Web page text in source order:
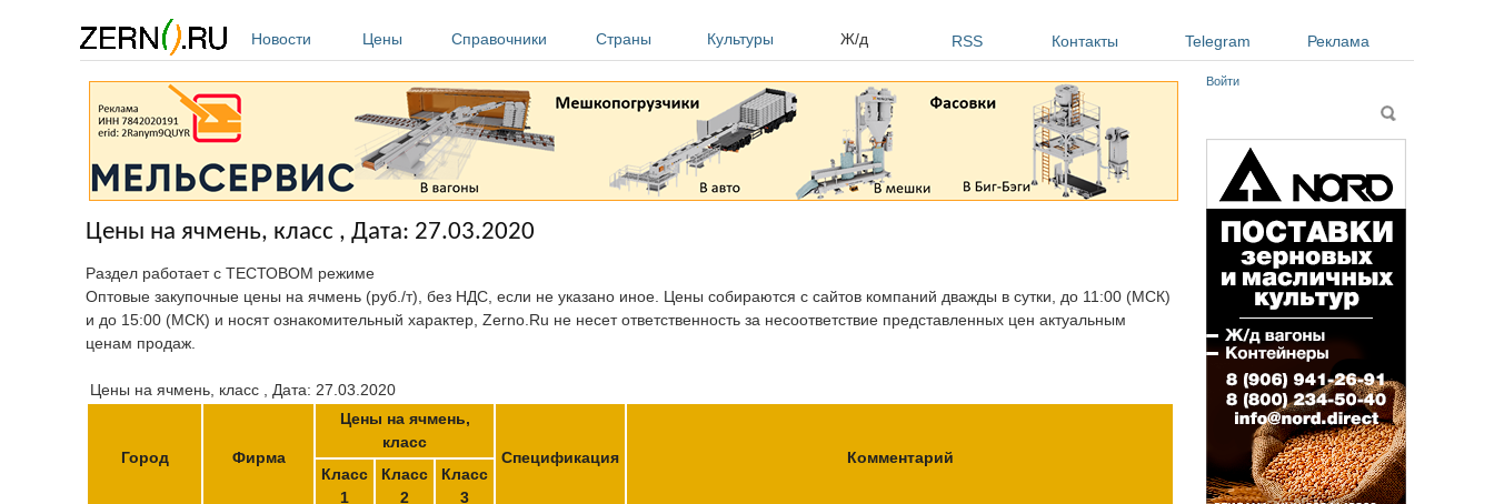
Новости
Цены Справочники Страны Культуры Ж/д RSS Контакты Telegram Реклама
Цены на ячмень, класс , Дата: 27.03.2020
Раздел работает с ТЕСТОВОМ режиме
Оптовые закупочные цены на ячмень (руб./т), без НДС, если не указано иное. Цены собираются с сайтов компаний дважды в сутки, до 11:00 (МСК)
и до 15:00 (МСК) и носят ознакомительный характер, Zerno.Ru не несет ответственность за несоответствие представленных цен актуальным
ценам продаж.
Цены на ячмень, класс , Дата: 27.03.2020
Город Фирма
Цены на ячмень,
класс
Спецификация
Комментарий
Класс
1
Класс
2
Класс
3
Войти
Поиск